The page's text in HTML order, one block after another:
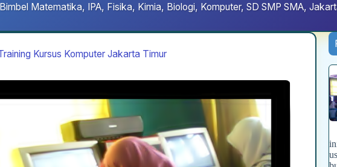
Matematika, IPA, Fisika, Kimia, Biologi, Komputer, SD SMP SMA,
Kursus Komputer Jakarta Timur